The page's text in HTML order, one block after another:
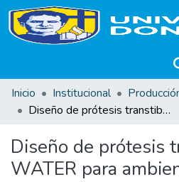
Inicio
Institucional
Diseño de prótesis transtibial ES-WATER para ambientes húmedos
Diseño de prótesis
WATER para